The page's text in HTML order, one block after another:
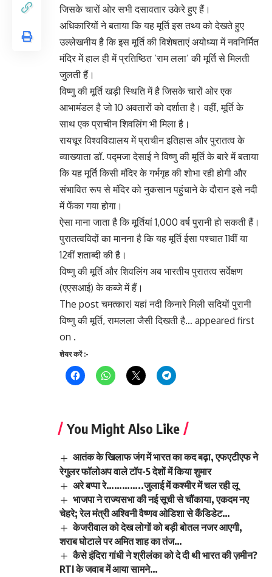
जिसके चारों ओर सभी दसावतार उकेरे हुए हैं।
अधिकारियों ने बताया कि यह मूर्ति इस तथ्य को देखते हुए
उल्लेखनीय है कि इस मूर्ति की विशेषताएं अयोध्या में नवनिर्मित
मंदिर में हाल ही में प्रतिष्ठित ‘राम लला’ की मूर्ति से मिलती
जुलती हैं।
विष्णु की मूर्ति खड़ी स्थिति में है जिसके चारों ओर एक
आभामंडल है जो 10 अवतारों को दर्शाता है। वहीं, मूर्ति के
साथ एक प्राचीन शिवलिंग भी मिला है।
रायचूर विश्वविद्यालय में प्राचीन इतिहास और पुरातत्व के
व्याख्याता डॉ. पद्मजा देसाई ने विष्णु की मूर्ति के बारे में बताया
कि यह मूर्ति किसी मंदिर के गर्भगृह की शोभा रही होगी और
संभावित रूप से मंदिर को नुकसान पहुंचाने के दौरान इसे नदी
में फेंका गया होगा।
ऐसा माना जाता है कि मूर्तियां 1,000 वर्ष पुरानी हो सकती हैं।
पुरातत्वविदों का मानना ​​है कि यह मूर्ति ईसा पश्चात 11वीं या
12वीं शताब्दी की है।
विष्णु की मूर्ति और शिवलिंग अब भारतीय पुरातत्व सर्वेक्षण
(एएसआई) के कब्जे में हैं।
The post चमत्कार! यहां नदी किनारे मिली सदियों पुरानी
विष्णु की मूर्ति, रामलला जैसी दिखती है… appeared first
on .
शेयर करें :-
You Might Also Like
आतंक के खिलाफ जंग में भारत का कद बढ़ा, एफएटीएफ ने
रेगुलर फॉलोअप वाले टॉप-5 देशों में किया शुमार
अरे बप्पा रे…………..जुलाई में कश्मीर में चल रही लू
भाजपा ने राज्यसभा की नई सूची से चौंकाया, एकदम नए
चेहरे; रेल मंत्री अश्विनी वैष्णव ओडिशा से कैंडिडेट…
केजरीवाल को देख लोगों को बड़ी बोतल नजर आएगी,
शराब घोटाले पर अमित शाह का तंज…
कैसे इंदिरा गांधी ने श्रीलंका को दे दी थी भारत की ज़मीन?
RTI के जवाब में आया सामने…